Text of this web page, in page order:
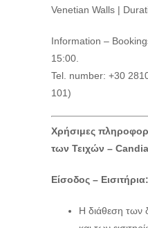
Venetian Walls |
Information –
15:00.
Tel. number: +30
101)
Χρήσιμες
των Τειχών – Candia
Είσοδος – Εισιτήρια:
Η διάθεση των